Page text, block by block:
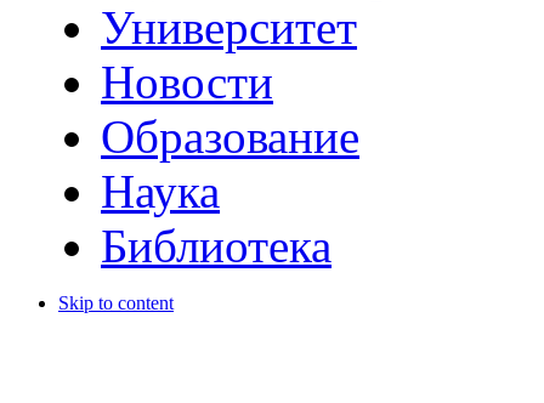
Университет
Новости
Образование
Наука
Библиотека
Skip to content